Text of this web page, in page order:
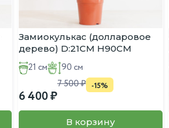
Замиокулькас (долларовое
дерево) D:21CM H90CM
21 см 90 см
6 400
7 500 -15%
В корзину